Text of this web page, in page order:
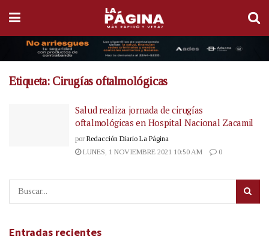
Etiqueta: Cirugías oftalmológicas
Salud realiza jornada de cirugías
oftalmológicas en Hospital Nacional Zacamil
por Redacción Diario La Página
LUNES, 1 NOVIEMBRE 2021 10:50 AM
0
Entradas recientes